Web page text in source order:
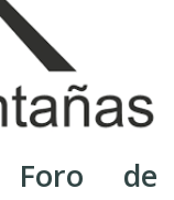
Foro de